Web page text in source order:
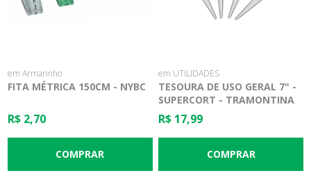
em Armarinho
FITA MÉTRICA 150CM - NYBC
R$ 2,70
em UTILIDADES
TESOURA DE USO GERAL 7" -
SUPERCORT - TRAMONTINA
R$ 17,99